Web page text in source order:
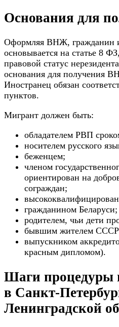
Основания для
Оформляя ВНЖ, гражданин
основывается на статье 8
правовой статус
основания для получения
Иностранец обязан
пунктов.
Мигрант должен быть:
обладателем РВП
носителем русского
беженцем;
членом
ориентирован на
сограждан;
гражданином Беларуси;
родителем, чьи дети
бывшим жителем
выпускником
красным дипломом).
Шаги
в Санкт-
Ленинградской